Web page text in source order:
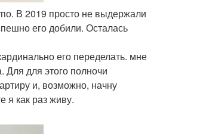
В 2019 просто не выдержали
его добили. Осталась
его переделать. мне
Для для этого полночи
и, возможно, начну
я как раз живу.